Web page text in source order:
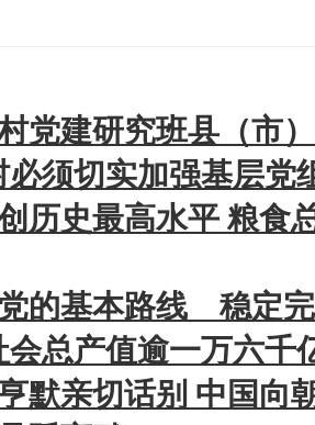
党建研究班县（市
须切实加强基层党
历史最高水平 粮食
的基本路线 稳定
总产值逾一万六千
默亲切话别 中国向